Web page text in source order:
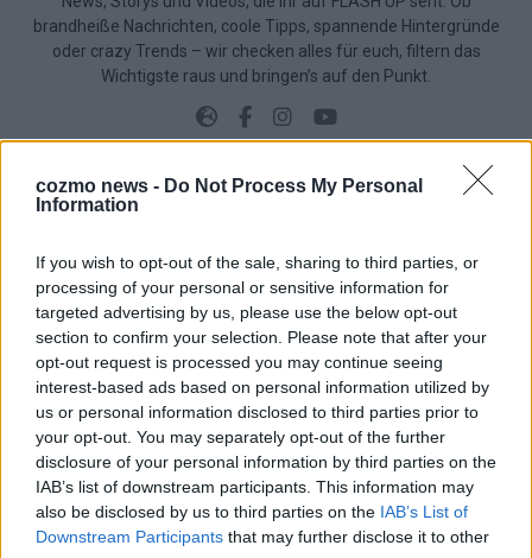
cozmo news - Do Not Process My Personal
Information
If you wish to opt-out of the sale, sharing to third parties, or
processing of your personal or sensitive information for
targeted advertising by us, please use the below opt-out
section to confirm your selection. Please note that after your
opt-out request is processed you may continue seeing
interest-based ads based on personal information utilized by
us or personal information disclosed to third parties prior to
your opt-out. You may separately opt-out of the further
disclosure of your personal information by third parties on the
IAB’s list of downstream participants. This information may
also be disclosed by us to third parties on the IAB’s List of
Downstream Participants that may further disclose it to other
brandheiße Nachrichten, coole Tipps, spannende Hintergründe
oder crazy Trends – wir checken alles für euch, filtern das
Wichtigste raus und bringen’s auf den Punkt.
KOMMENTARE
Hinterlasse einen Kommentar
Wir freuen uns auf deinen Beitrag!Diskutiere mit und teile deine
Perspektive. Mit * gekennzeichnete Angaben sind Pflichtfelder.
Bitte nutze deinen Klarnamen (Vor- und Nachname) und eine
gültige E-Mail-Adresse (wird nicht veröffentlicht). Wir prüfen
jeden Kommentar kurz. Beiträge, die unsereNetiquette
respektieren, werden freigeschaltet; Hassrede, Beleidigungen,
Hetze, Spam oder Werbung werden nicht veröffentlicht. Es
gelten unsereDatenschutzvereinbarungen.
Kommentar